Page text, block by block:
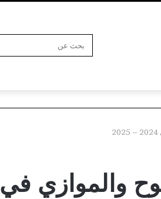
والموازي في